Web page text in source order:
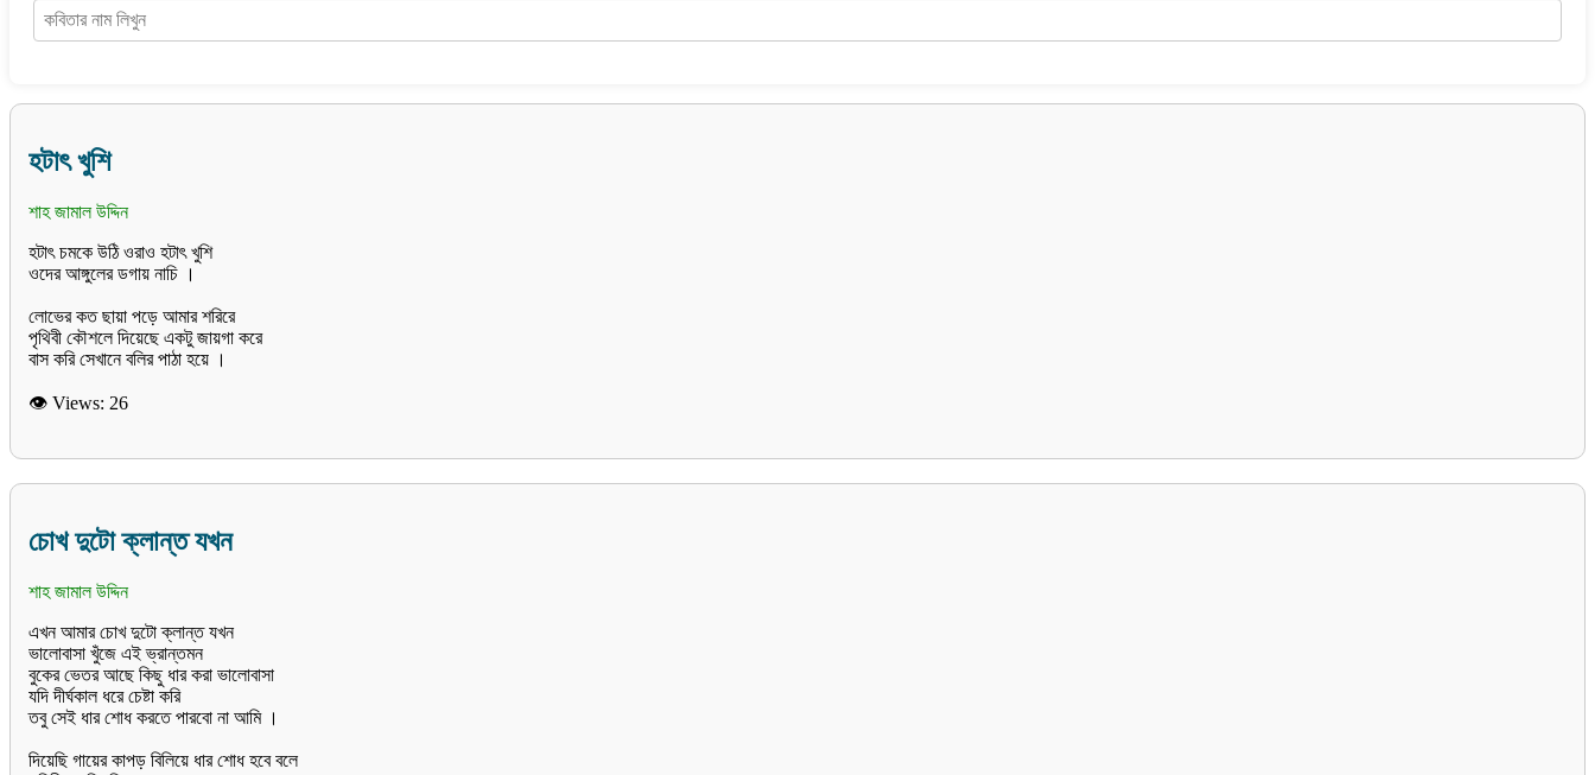
হটাৎ খুশি
শাহ জামাল উদ্দিন
হটাৎ চমকে উঠি ওরাও হটাৎ খুশি
ওদের আঙ্গুলের ডগায় নাচি ।
লোভের কত ছায়া পড়ে আমার শরিরে
পৃথিবী কৌশলে দিয়েছে একটু জায়গা করে
👁 Views: 26
চোখ দুটো ক্লান্ত যখন
শাহ জামাল উদ্দিন
এখন আমার চোখ দুটো ক্লান্ত যখন
ভালোবাসা খুঁজে এই ভ্রান্তমন
বুকের ভেতর আছে কিছু ধার করা ভালোবাসা
যদি দীর্ঘকাল ধরে চেষ্টা করি
তবু সেই ধার শোধ করতে পারবো না আমি ।
দিয়েছি গায়ের কাপড় বিলিয়ে ধার শোধ হবে বলে